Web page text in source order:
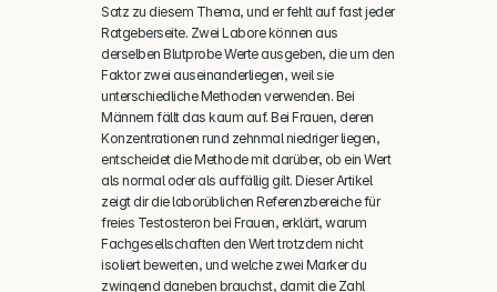
Satz zu diesem Thema, und er fehlt auf fast jeder
Ratgeberseite. Zwei Labore können aus
derselben Blutprobe Werte ausgeben, die um den
Faktor zwei auseinanderliegen, weil sie
unterschiedliche Methoden verwenden. Bei
Männern fällt das kaum auf. Bei Frauen, deren
Konzentrationen rund zehnmal niedriger liegen,
entscheidet die Methode mit darüber, ob ein Wert
als normal oder als auffällig gilt. Dieser Artikel
zeigt dir die laborüblichen Referenzbereiche für
freies Testosteron bei Frauen, erklärt, warum
Fachgesellschaften den Wert trotzdem nicht
isoliert bewerten, und welche zwei Marker du
zwingend daneben brauchst, damit die Zahl